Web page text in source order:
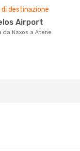
destinazione
Airport
da Naxos a Atene